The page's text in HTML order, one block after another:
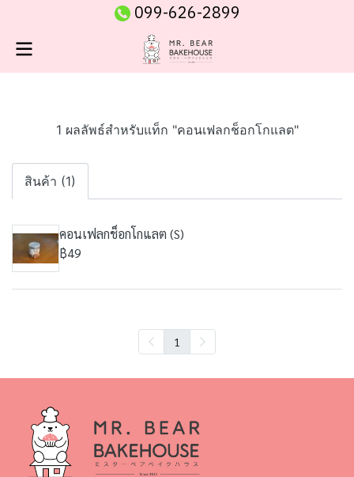
099-626-2899
1 ผลลัพธ์สำหรับแท็ก "คอนเฟลกช็อกโกแลต"
สินค้า (1)
คอนเฟลกช็อกโกแลต (S)
฿49
1